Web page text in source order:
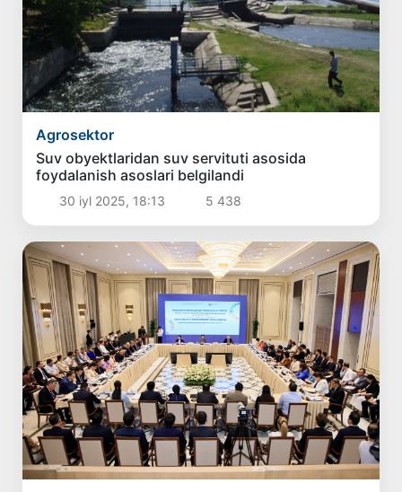
Agrosektor
Suv obyektlaridan suv servituti asosida
foydalanish asoslari belgilandi
30 iyl 2025, 18:13 5 438